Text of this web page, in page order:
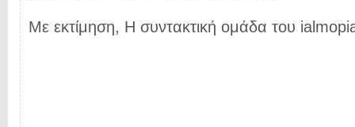
Με εκτίμηση, Η συντακτική ομάδα του